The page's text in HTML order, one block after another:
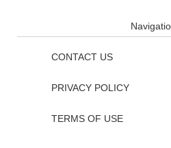
CONTACT US
PRIVACY POLICY
TERMS OF USE